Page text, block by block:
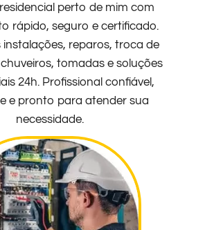
perto de mim com
rápido, seguro e certificado.
instalações, reparos, troca de
tomadas e soluções
24h. Profissional confiável,
e pronto para atender sua
necessidade.